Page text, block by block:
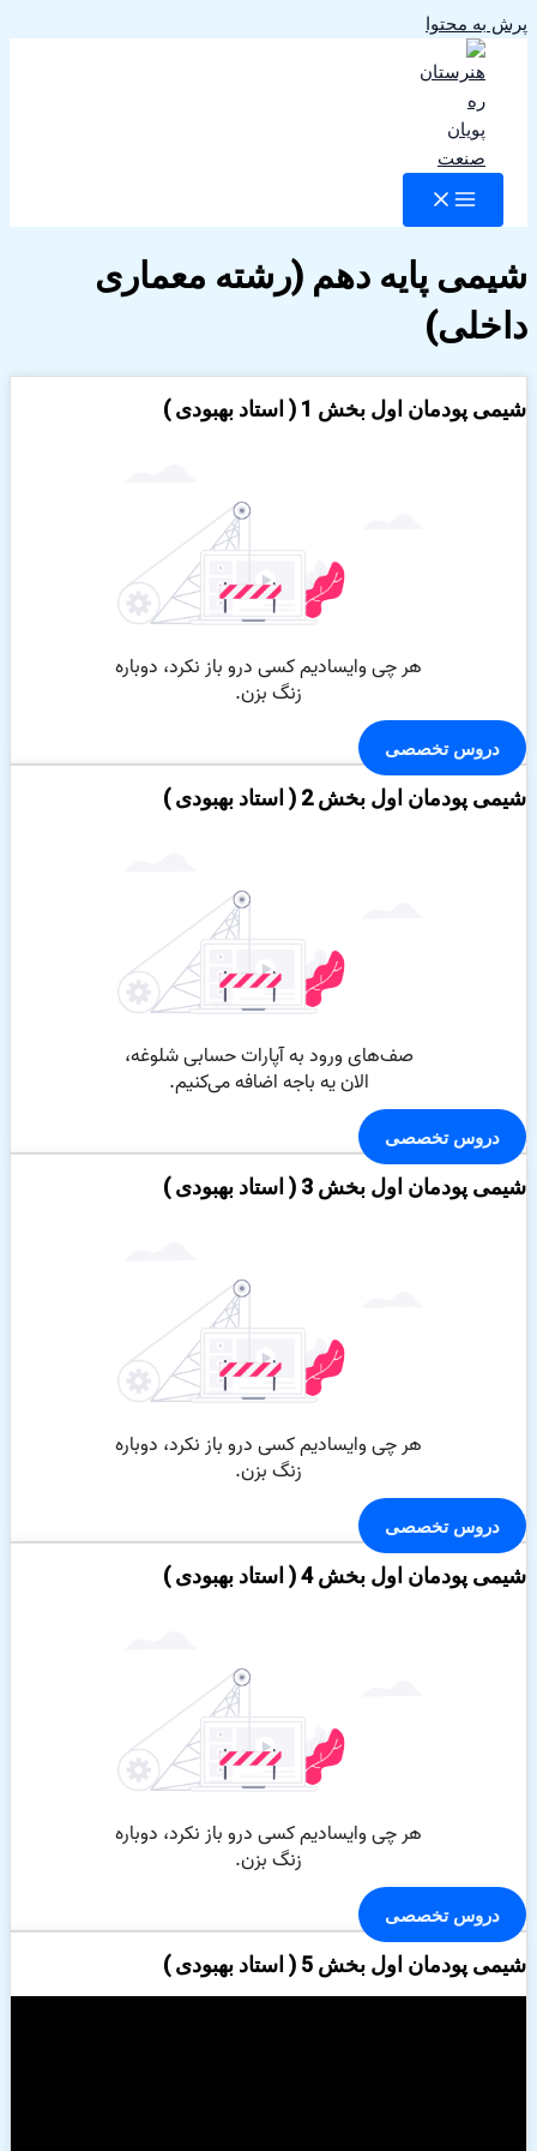
پرش به محتوا
شیمی پایه دهم (رشته معماری
داخلی)
شیمی پودمان اول بخش 1 ( استاد بهبودی )
دروس تخصصی
شیمی پودمان اول بخش 2 ( استاد بهبودی )
دروس تخصصی
شیمی پودمان اول بخش 3 ( استاد بهبودی )
دروس تخصصی
شیمی پودمان اول بخش 4 ( استاد بهبودی )
دروس تخصصی
شیمی پودمان اول بخش 5 ( استاد بهبودی )